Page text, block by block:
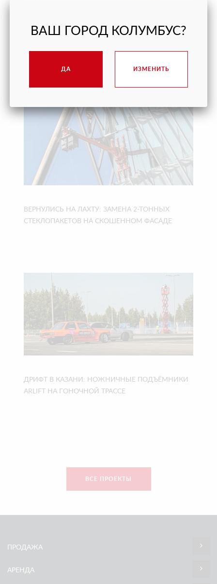
ПОМОГЛИ ОТКРЫТЬ ВИННЫЙ ГОРОД «БЕЛЫЙ
МЫС» В ГЕЛЕНДЖИКЕ ВОВРЕМЯ
ВЕРНУЛИСЬ НА ЛАХТУ: ЗАМЕНА 2-ТОННЫХ
СТЕКЛОПАКЕТОВ НА СКОШЕННОМ ФАСАДЕ
ДРИФТ В КАЗАНИ: НОЖНИЧНЫЕ ПОДЪЁМНИКИ
ARLIFT НА ГОНОЧНОЙ ТРАССЕ
ВСЕ ПРОЕКТЫ
ПРОДАЖА
АРЕНДА
ВАШ ГОРОД КОЛУМБУС?
ДА ИЗМЕНИТЬ